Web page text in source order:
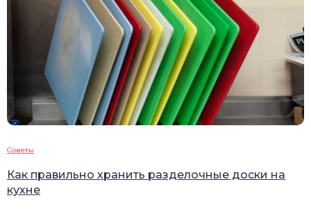
Советы
Как правильно хранить разделочные доски на
кухне